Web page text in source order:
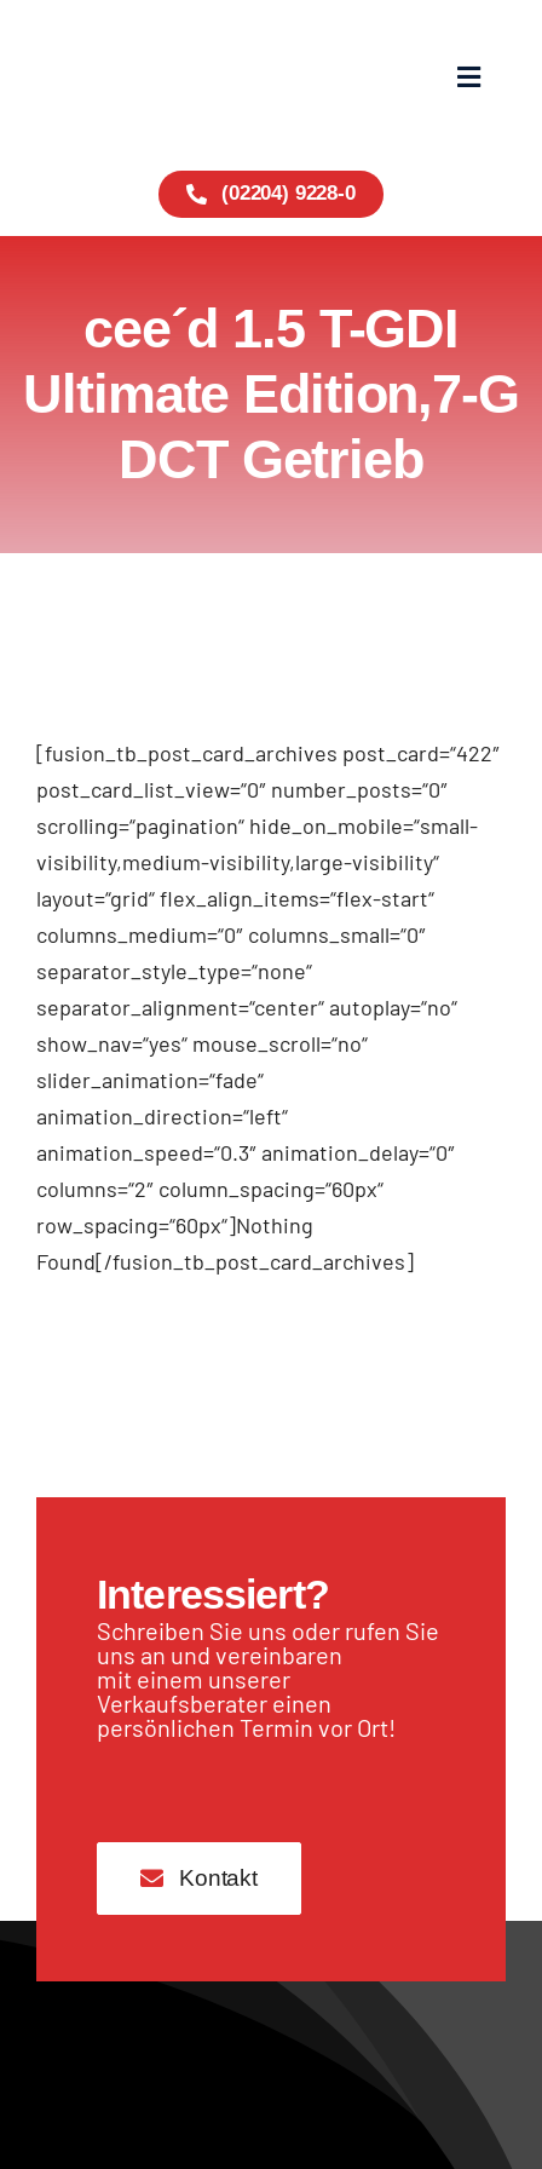
Toggle
Home
Fahrzeuge
Service
Über uns
Wohnmobile
(02204) 9228-0
cee´d 1.5 T-GDI
Ultimate Edition,7-G
DCT Getrieb
[fusion_tb_post_card_archives post_card=“422″
post_card_list_view=“0″ number_posts=“0″
scrolling=“pagination“ hide_on_mobile=“small-
visibility,medium-visibility,large-visibility“
layout=“grid“ flex_align_items=“flex-start“
columns_medium=“0″ columns_small=“0″
separator_style_type=“none“
separator_alignment=“center“ autoplay=“no“
show_nav=“yes“ mouse_scroll=“no“
slider_animation=“fade“
animation_direction=“left“
animation_speed=“0.3″ animation_delay=“0″
columns=“2″ column_spacing=“60px“
row_spacing=“60px“]Nothing
Found[/fusion_tb_post_card_archives]
Interessiert?
Schreiben Sie uns oder rufen Sie
uns an und vereinbaren
mit einem unserer
Verkaufsberater einen
persönlichen Termin vor Ort!
Kontakt